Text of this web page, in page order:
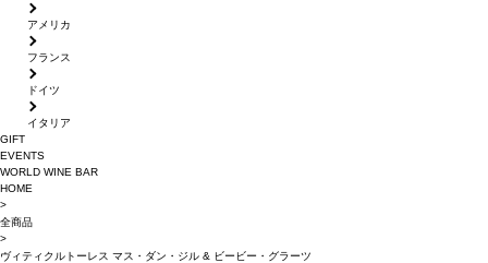
アメリカ
フランス
ドイツ
イタリア
GIFT
EVENTS
WORLD WINE BAR
HOME
>
全商品
>
ヴィティクルトーレス マス・ダン・ジル& ビービー・グラーツ